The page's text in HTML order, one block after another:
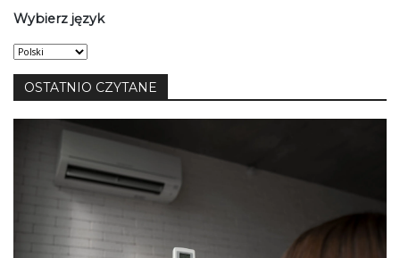
Wybierz język
Wybierz
język
OSTATNIO CZYTANE